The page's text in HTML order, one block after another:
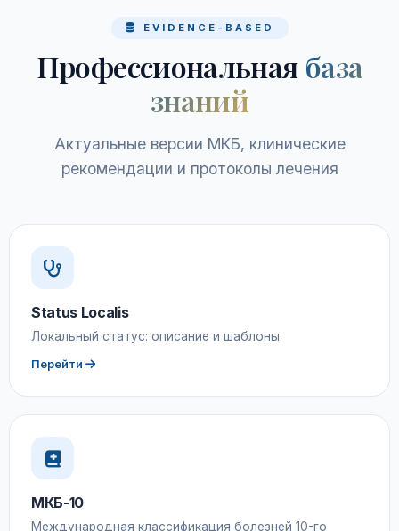
EVIDENCE-BASED
Профессиональная база
знаний
Актуальные версии МКБ, клинические
рекомендации и протоколы лечения
Status Localis
Локальный статус: описание и шаблоны
Перейти
МКБ-10
Международная классификация болезней 10-го